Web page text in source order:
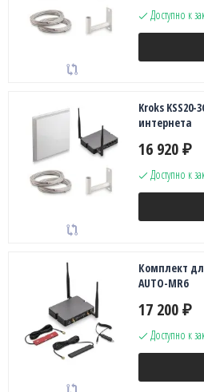
Доступно к
Kroks
интернета
16 920 ₽
Доступно к
Комплект
AUTO-MR6
17 200 ₽
Доступно к